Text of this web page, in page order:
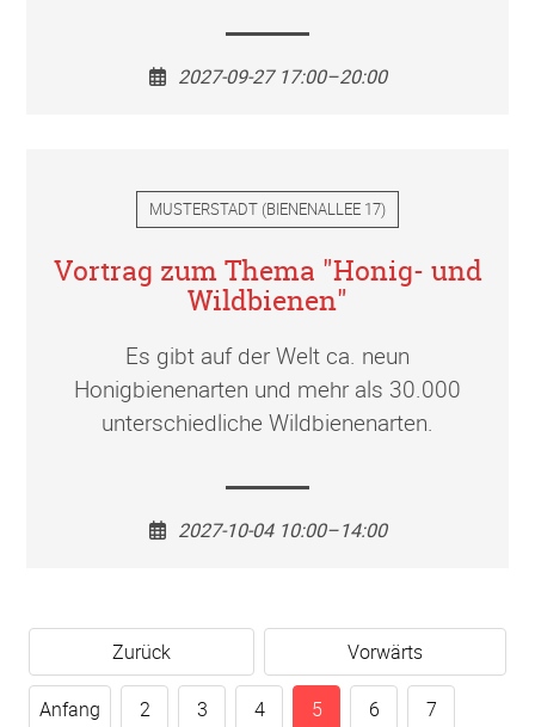
2027-09-27 17:00–20:00
MUSTERSTADT (BIENENALLEE 17)
Vortrag zum Thema "Honig- und
Wildbienen"
Es gibt auf der Welt ca. neun
Honigbienenarten und mehr als 30.000
unterschiedliche Wildbienenarten.
2027-10-04 10:00–14:00
Zurück Vorwärts
Anfang 2 3 4 5 6 7